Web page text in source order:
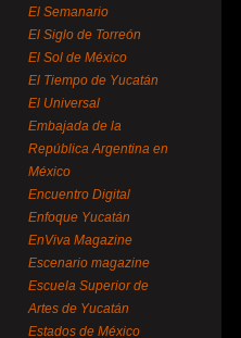
El Semanario
El Siglo de Torreón
El Sol de México
El Tiempo de Yucatán
El Universal
Embajada de la
República Argentina en
México
Encuentro Digital
Enfoque Yucatán
EnViva Magazine
Escenario magazine
Escuela Superior de
Artes de Yucatán
Estados de México